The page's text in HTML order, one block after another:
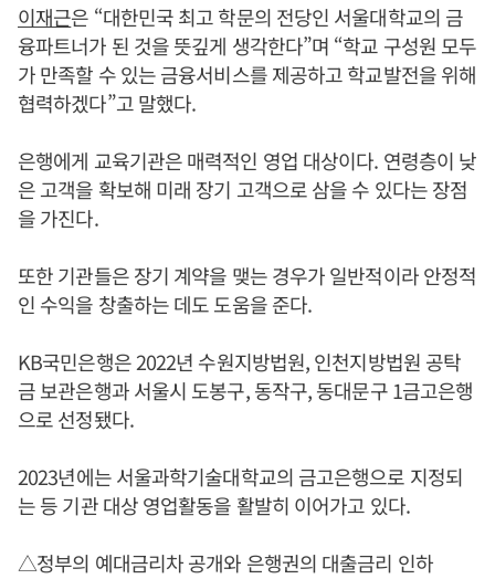
이재근은 “대한민국 최고 학문의 전당인 서울대학교의 금
융파트너가 된 것을 뜻깊게 생각한다”며 “학교 구성원 모두
가 만족할 수 있는 금융서비스를 제공하고 학교발전을 위해
협력하겠다”고 말했다.
은행에게 교육기관은 매력적인 영업 대상이다. 연령층이 낮
은 고객을 확보해 미래 장기 고객으로 삼을 수 있다는 장점
을 가진다.
또한 기관들은 장기 계약을 맺는 경우가 일반적이라 안정적
인 수익을 창출하는 데도 도움을 준다.
KB국민은행은 2022년 수원지방법원, 인천지방법원 공탁
금 보관은행과 서울시 도봉구, 동작구, 동대문구 1금고은행
으로 선정됐다.
2023년에는 서울과학기술대학교의 금고은행으로 지정되
는 등 기관 대상 영업활동을 활발히 이어가고 있다.
△정부의 예대금리차 공개와 은행권의 대출금리 인하